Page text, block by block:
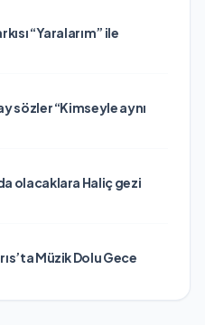
“Yaralarım” ile
sözler “Kimseyle aynı
olacaklara Haliç gezi
Müzik Dolu Gece